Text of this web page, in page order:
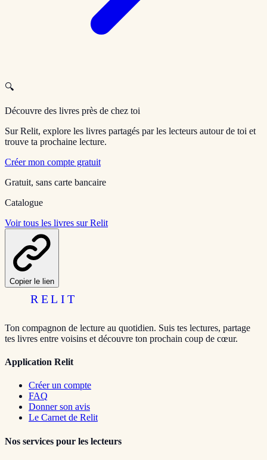
🔍
Découvre des livres près de chez toi
Sur Relit, explore les livres partagés par les lecteurs autour de toi et
trouve ta prochaine lecture.
Créer mon compte gratuit
Gratuit, sans carte bancaire
Catalogue
Voir tous les livres sur Relit
Copier le lien
RELIT
Ton compagnon de lecture au quotidien. Suis tes lectures, partage
tes livres entre voisins et découvre ton prochain coup de cœur.
Application Relit
Créer un compte
FAQ
Donner son avis
Le Carnet de Relit
Nos services pour les lecteurs